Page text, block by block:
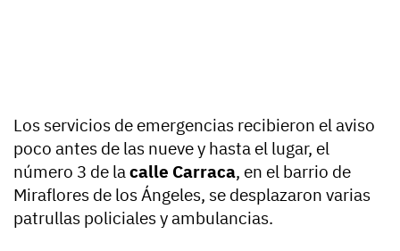
Los servicios de emergencias recibieron el aviso
poco antes de las nueve y hasta el lugar, el
número 3 de lacalle Carraca, en el barrio de
Miraflores de los Ángeles, se desplazaron varias
patrullas policiales y ambulancias.